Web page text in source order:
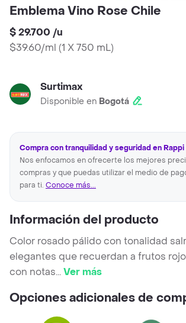
Emblema Vino Rose Chile
$ 29.700 /u
$39.60/ml (1 X 750 mL)
Surtimax
Disponible en Bogotá
Compra con tranquilidad y seguridad en Rappi
Nos enfocamos en ofrecerte los mejores
compras y que puedas utilizar el medio de
para ti. Conoce más...
Información del producto
Color rosado pálido con tonalidad
elegantes que recuerdan a frutos
con notas...Ver más
Opciones adicionales de